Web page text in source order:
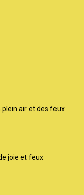
air et des feux
joie et feux